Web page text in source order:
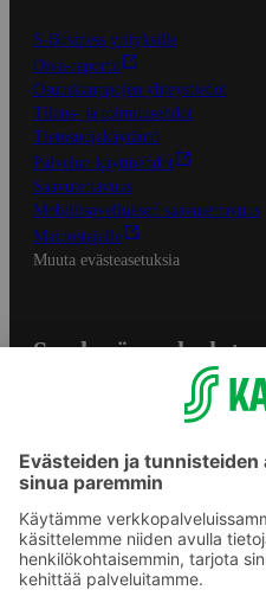
S-Business yrityksille
Oiva-raportit
Osuuskauppojen yhteystiedot
Tilaus- ja toimitusehdot
Tietosuojakäytäntö
Palvelun käyttöehdot
Saavutettavuus
Mobiilisovelluksen saavutettavuus
Mainostajalle
Muuta evästeasetuksia
S-ryhmän palvelut
Yhteishyvä Ruoka -sovellus
S-ostoslista -sovellus
Prisma.fi
Sokos.fi
S-Pankki